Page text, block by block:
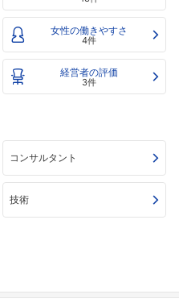
女性の働きやすさ
4件
経営者の評価
3件
コンサルタント
技術